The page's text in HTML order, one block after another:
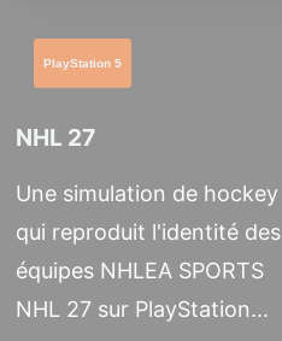
PlayStation 5
NHL 27
Une simulation de hockey
qui reproduit l'identité des
équipes NHLEA SPORTS
NHL 27 sur PlayStation...